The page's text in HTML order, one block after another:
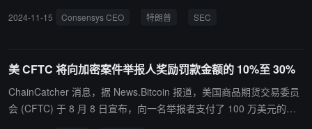
失。 Lubin 在泰国举行的 DevCon 2024 上表示：“所以我的猜测是，
们的行业未来将节省数亿美元。我认为特朗普的过渡团队已经在积极
行动了。”
2024-11-15 Consensys CEO 特朗普 SEC
美 CFTC 将向加密案件举报人奖励罚款金额的 10%至 30%
ChainCatcher 消息，据 News.Bitcoin 报道，美国商品期货交易委员
会 (CFTC) 于 8 月 8 日宣布，向一名举报者支付了 100 万美元的奖